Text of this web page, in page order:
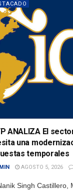
ANALIZA El
una
temporales
AGOSTO 5, 2026
Singh Castillero,